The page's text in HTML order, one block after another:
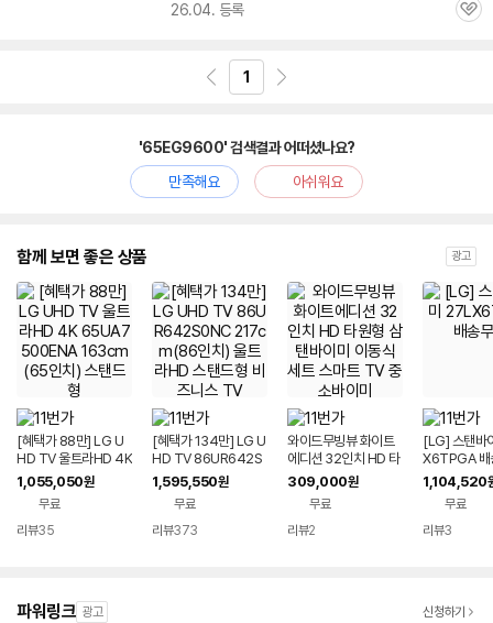
26.04. 등록
관
1
'65EG9600' 검색결과 어떠셨나요?
만족해요
아쉬워요
함께 보면 좋은 상품 광고
[혜택가 88만] LG U
HD TV 울트라HD 4K
65UA7500ENA 16
3cm(65인치) 스탠드
1,055,050원
무료
리뷰35
[혜택가 134만] LG U
HD TV 86UR642S
0NC 217cm(86인
치) 울트라HD 스탠드
형 비즈니스 TV
1,595,550원
무료
리뷰373
와이드무빙뷰 화이트
에디션 32인치 HD 타
원형 삼탠바이미 이동
식 세트 스마트 TV 중
소바이미
309,000원
무료
리뷰2
[LG] 스탠바
X6TPGA 배
1,104,520
무료
리뷰3
파워링크 광고 신청하기